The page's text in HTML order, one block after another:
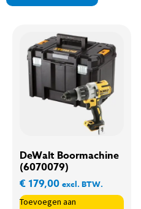
DeWalt Boormachine
(6070079)
€ 179,00 excl. BTW.
Toevoegen aan